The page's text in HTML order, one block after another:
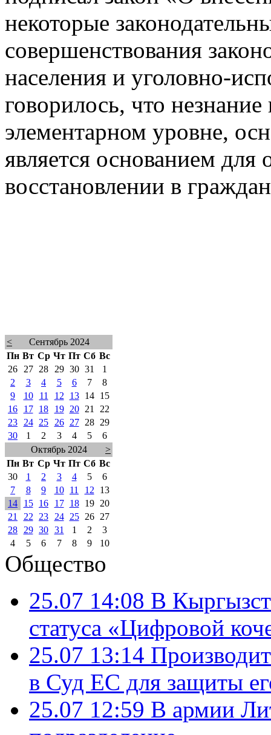
некоторые
совершенствования
населения и уголовно-
говорилось, что незнание
элементарном уровне,
является основанием для
восстановлении в
<
Сентябрь 2024
Пн Вт Ср Чт Пт Сб Вс
26
27 28 29 30 31
1
2
3 4 5 6 7
8
9
10 11 12 13 14
15
16
17 18 19 20 21
22
23
24 25 26 27 28
29
30
1 2 3 4 5
6
Октябрь 2024
>
Пн Вт Ср Чт Пт Сб Вс
30
1 2 3 4 5
6
7
8 9 10 11 12
13
14
15 16 17 18 19
20
21
22 23 24 25 26
27
28
29 30 31 1 2
3
4
5 6 7 8 9 10
Общество
25.07 14:08 В
статуса «Цифровой
25.07 13:14
в Суд ЕС для защиты
25.07 12:59 В армии